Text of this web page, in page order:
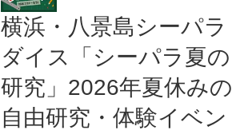
横浜・八景島シーパラ
ダイス「シーパラ夏の
研究」2026年夏休みの
自由研究・体験イベン